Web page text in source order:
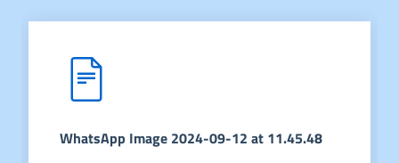
WhatsApp Image 2024-09-12 at 11.45.48